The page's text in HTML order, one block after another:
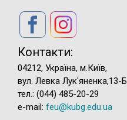
Контакти:
04212, Україна, м.Київ,
вул. Левка Лук'яненка,13-Б
тел.: (044) 485-20-29
e-mail: feu@kubg.edu.ua